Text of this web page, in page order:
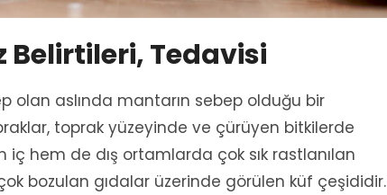
Belirtileri, Tedavisi
olan aslında mantarın sebep olduğu bir
toprak yüzeyinde ve çürüyen bitkilerde
iç hem de dış ortamlarda çok sık rastlanılan
bozulan gıdalar üzerinde görülen küf çeşididir.